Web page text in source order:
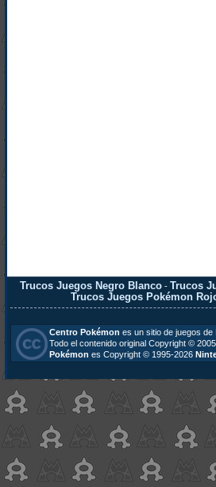
Trucos Juegos Negro Blanco -Trucos
Trucos Juegos Pokémon
Centro Pokémon es un sitio de juegos
Todo el contenido original Copyright ©
Pokémon es Copyright © 1995-2026